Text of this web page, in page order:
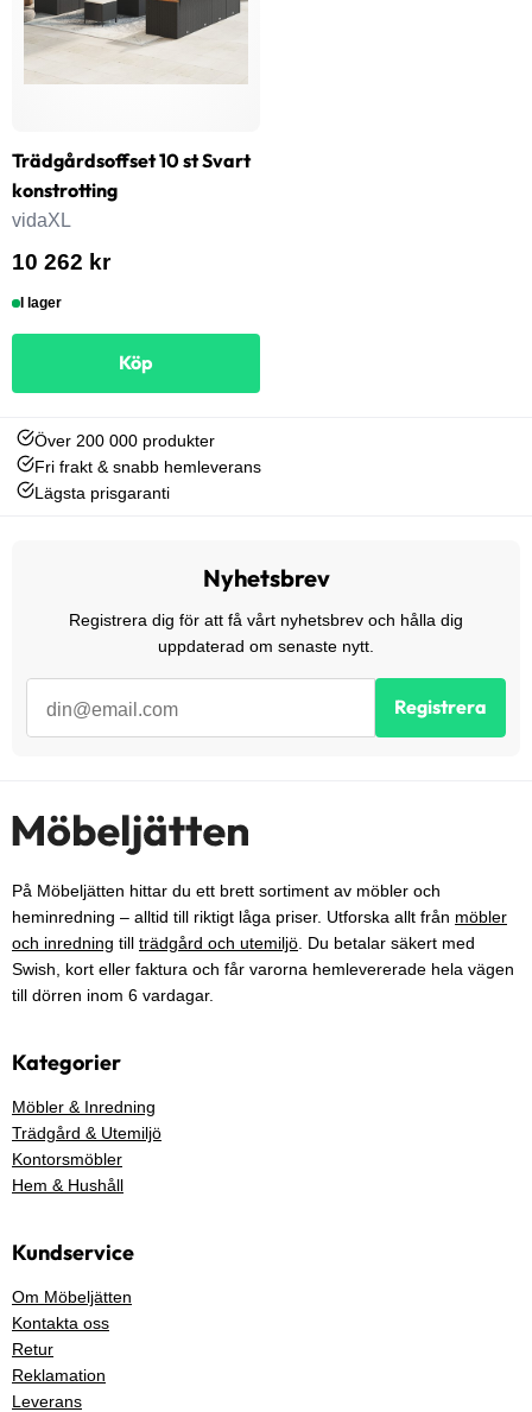
Trädgårdsoffset 10 st Svart
konstrotting
vidaXL
10 262 kr
I lager
Köp
Över 200 000 produkter
Fri frakt & snabb hemleverans
Lägsta prisgaranti
Nyhetsbrev
Registrera dig för att få vårt nyhetsbrev och hålla dig
uppdaterad om senaste nytt.
Registrera
På Möbeljätten hittar du ett brett sortiment av möbler och
heminredning – alltid till riktigt låga priser. Utforska allt från möbler
och inredning till trädgård och utemiljö . Du betalar säkert med
Swish, kort eller faktura och får varorna hemlevererade hela vägen
till dörren inom 6 vardagar.
Kategorier
Möbler & Inredning
Trädgård & Utemiljö
Kontorsmöbler
Hem & Hushåll
Kundservice
Om Möbeljätten
Kontakta oss
Retur
Reklamation
Leverans